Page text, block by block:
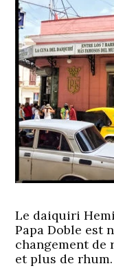
Le daiquiri
Papa Doble est
changement de
et plus de rhum.